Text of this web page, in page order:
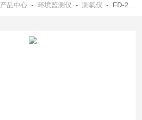
产品中心 -环境监测仪 -测氡仪 - FD-218电子测氡仪